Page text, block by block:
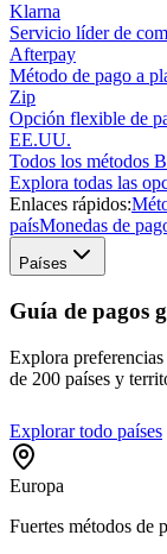
Klarna
Servicio líder de
Afterpay
Método de pago a
Zip
Opción flexible de
EE.UU.
Todos los métodos
Explora todas las
Enlaces rápidos:
paísMonedas de
Países
Guía de pagos
Explora
de 200 países y
Explorar todo países
Europa
Fuertes métodos de